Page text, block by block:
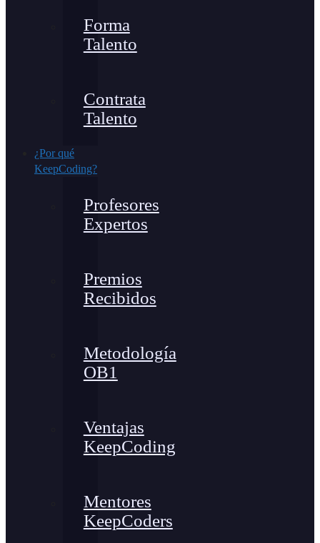
Forma
Talento
Contrata
Talento
¿Por qué
KeepCoding?
Profesores
Expertos
Premios
Recibidos
Metodología
OB1
Ventajas
KeepCoding
Mentores
KeepCoders